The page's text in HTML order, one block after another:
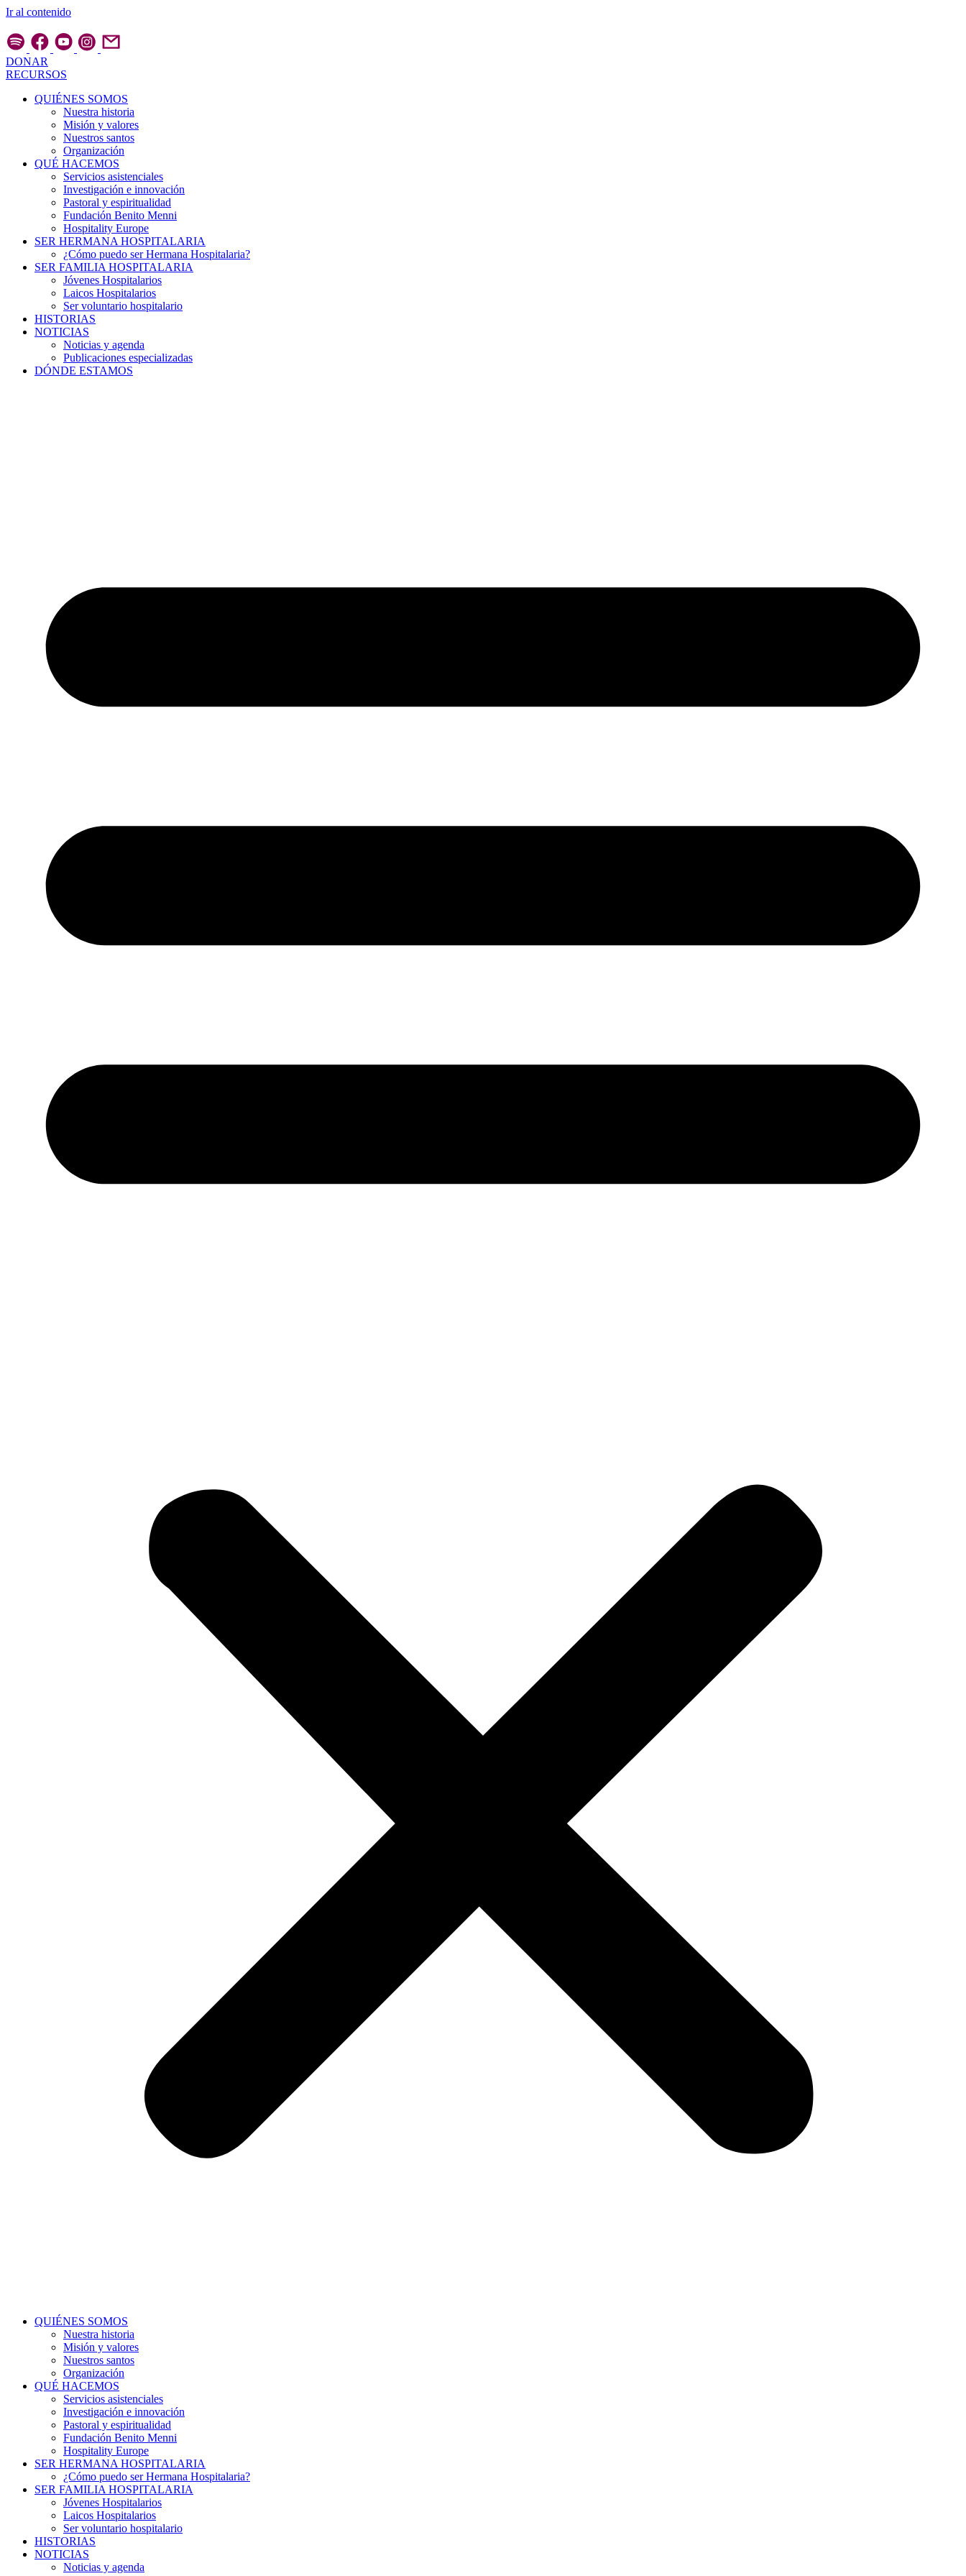
Ir al contenido
DONAR
RECURSOS
QUIÉNES SOMOS
Nuestra historia
Misión y valores
Nuestros santos
Organización
QUÉ HACEMOS
Servicios asistenciales
Investigación e innovación
Pastoral y espiritualidad
Fundación Benito Menni
Hospitality Europe
SER HERMANA HOSPITALARIA
¿Cómo puedo ser Hermana Hospitalaria?
SER FAMILIA HOSPITALARIA
Jóvenes Hospitalarios
Laicos Hospitalarios
Ser voluntario hospitalario
HISTORIAS
NOTICIAS
Noticias y agenda
Publicaciones especializadas
DÓNDE ESTAMOS
QUIÉNES SOMOS
Nuestra historia
Misión y valores
Nuestros santos
Organización
QUÉ HACEMOS
Servicios asistenciales
Investigación e innovación
Pastoral y espiritualidad
Fundación Benito Menni
Hospitality Europe
SER HERMANA HOSPITALARIA
¿Cómo puedo ser Hermana Hospitalaria?
SER FAMILIA HOSPITALARIA
Jóvenes Hospitalarios
Laicos Hospitalarios
Ser voluntario hospitalario
HISTORIAS
NOTICIAS
Noticias y agenda